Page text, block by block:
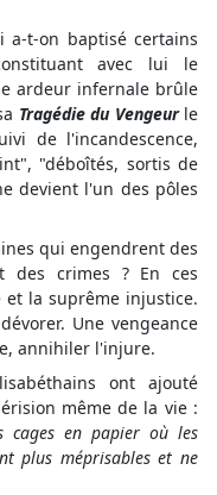
a-t-on baptisé certains
avec lui le
ardeur infernale brûle
Tragédie du Vengeur le
de l'incandescence,
"déboîtés, sortis de
devient l'un des pôles
qui engendrent des
des crimes ? En ces
la suprême injustice.
Une vengeance
annihiler l'injure.
ont ajouté
même de la vie :
cages en papier où les
plus méprisables et ne